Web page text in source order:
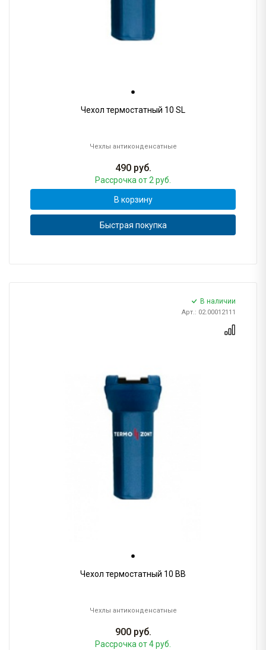
Чехол термостатный 10 SL
Чехлы антиконденсатные
490руб.
Рассрочка от 2 руб.
В корзину
Быстрая покупка
В наличии
Арт.: 02.00012111
Чехол термостатный 10 BB
Чехлы антиконденсатные
900руб.
Рассрочка от 4 руб.